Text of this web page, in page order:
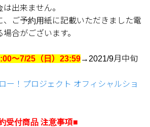
出来ません。
ご予約用紙に記載いただきました電
合がございます。
～7/25（日）23:59→2021/9月中旬
ー！プロジェクト オフィシャルショ
受付商品 注意事項■